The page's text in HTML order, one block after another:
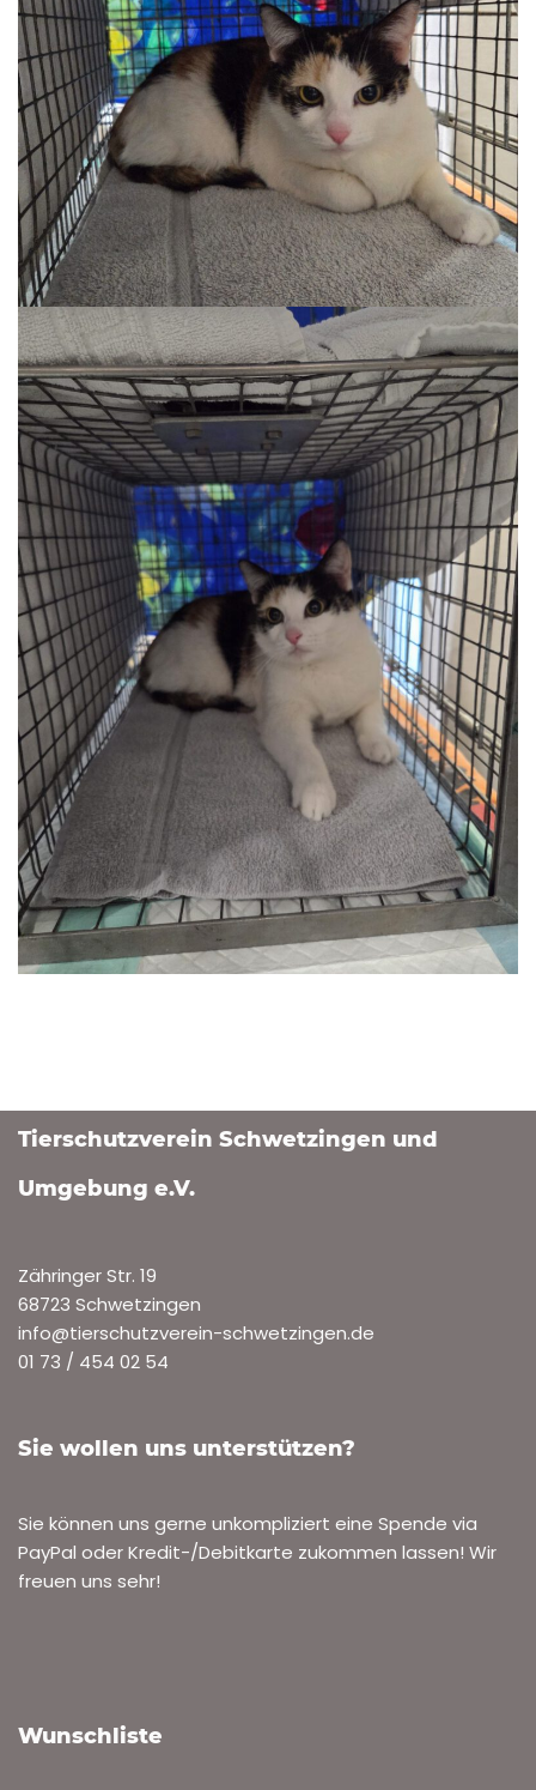
Tierschutzverein Schwetzingen und
Umgebung e.V.
Zähringer Str. 19
68723 Schwetzingen
info@tierschutzverein-schwetzingen.de
01 73 / 454 02 54
Sie wollen uns unterstützen?
Sie können uns gerne unkompliziert eine Spende via
PayPal oder Kredit-/Debitkarte zukommen lassen! Wir
freuen uns sehr!
Wunschliste